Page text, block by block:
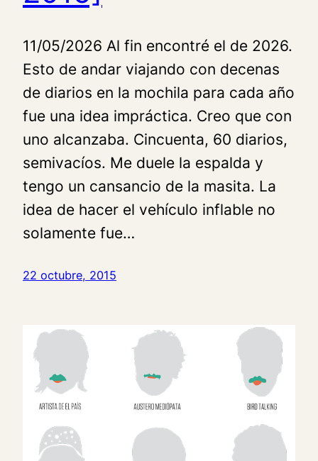
11/05/2026 Al fin encontré el de 2026.
Esto de andar viajando con decenas
de diarios en la mochila para cada año
fue una idea impráctica. Creo que con
uno alcanzaba. Cincuenta, 60 diarios,
semivacíos. Me duele la espalda y
tengo un cansancio de la masita. La
idea de hacer el vehículo inflable no
solamente fue…
22 octubre, 2015